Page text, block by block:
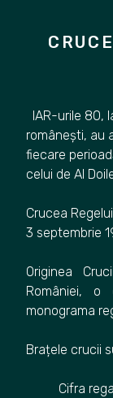
IAR-urile 80,
românești, au
fiecare
celui de Al
Crucea
3 septembrie
Originea
României, o
monograma
Brațele crucii
Cifra